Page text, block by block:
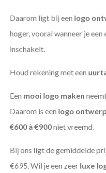
Daarom ligt bij een logo
hoger, vooral wanneer je
inschakelt.
Houd rekening met een
Een mooi logo maken
Daarom is een logo
€600 à €900niet vreemd.
Bij ons ligt de gemiddelde
€695. Wil je een zeer luxe